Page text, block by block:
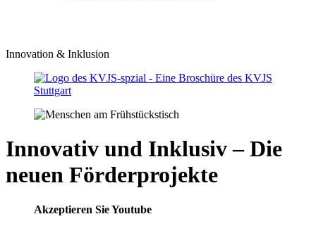
Innovation & Inklusion
Innovativ und Inklusiv – Die
neuen Förderprojekte
Akzeptieren Sie Youtube